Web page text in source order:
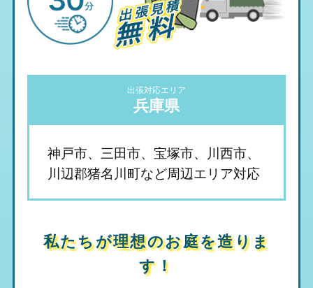
出張対応エリア
兵庫県
神戸市、三田市、宝塚市、川西市、
川辺郡猪名川町など周辺エリア対応
私たちが理想のお庭を造りま
す！